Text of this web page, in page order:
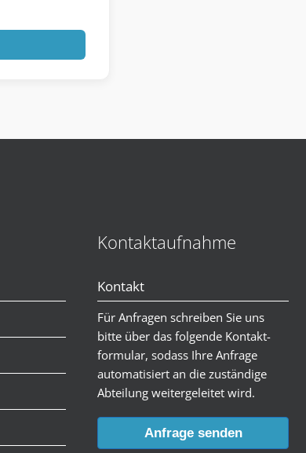
Kontaktaufnahme
Kontakt
Für Anfragen schreiben Sie uns
bitte über das folgende Kontakt-
formular, sodass Ihre Anfrage
automatisiert an die zuständige
Abteilung weitergeleitet wird.
Anfrage senden